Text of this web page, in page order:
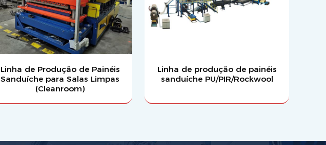
Linha de Produção de Painéis
Sanduíche para Salas Limpas
(Cleanroom)
Linha de produção de painéis
sanduíche PU/PIR/Rockwool